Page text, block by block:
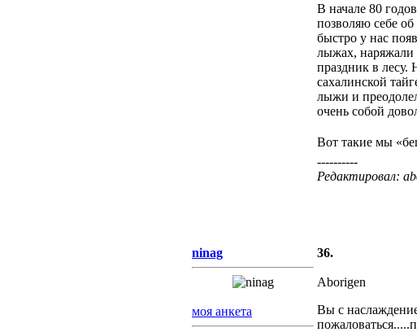
В начале 80
позволяю себе
быстро у нас
лыжах, наряжали
праздник в лесу.
сахалинской
лыжи и
очень собой
Вот такие мы
----------
Редактировал:
ninag
моя анкета
36.
Aborigen
Вы с